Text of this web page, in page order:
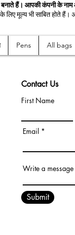
बनाते हैं। आपकी कंपनी के
मूल्य भी साबित होते हैं।
Pens All bags
Contact Us
First Name
Email
Write a message
Submit